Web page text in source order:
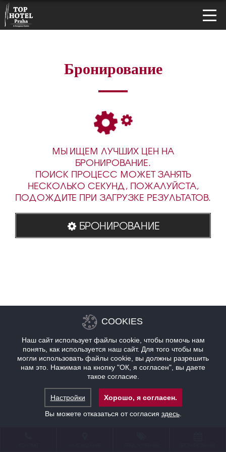
Бронирование
МЫ ИЩЕМ ЛУЧШИХ ЦЕН НА
БРОНИРОВАНИЕ.
ПОИСК ПРОЦЕСС МОЖЕТ ЗАНЯТЬ
НЕСКОЛЬКО СЕКУНД, ПОЖАЛУЙСТА,
ПОДОЖДИТЕ ПРИ ЗАГРУЗКЕ РЕЗУЛЬТАТОВ.
БРОНИРОВАНИЕ
COOKIES
Наш сайт использует файлы cookie, чтобы помочь нам
понять, как используется наш сайт. Для того чтобы мы
могли использовать файлы cookie, вы должны разрешить
нам это. Нажимая на кнопку "ОК, я согласен", вы даете
такое согласие.
Настройки
Хорошо, я согласен.
Вы можете отказаться от согласия здесь.